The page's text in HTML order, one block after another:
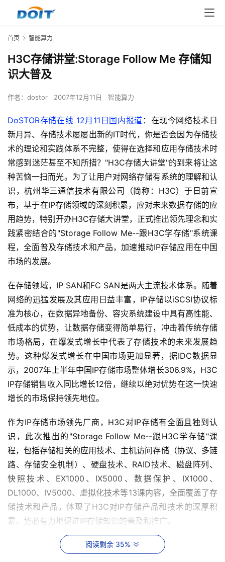
首页 智能算力
H3C存储讲堂:Storage Follow Me 存储知
识大普及
作者： dostor 2007年12月11日 智能算力
DoSTOR存储在线 12月11日国内报道 ：在现今网络技术日
新月异、存储技术屡屡出新的IT时代，你是否会因为存储技
术的理论和实践体系不完整，使得在选择和应用存储技术时
常感到迷茫甚至不知所措？"H3C存储大讲堂"的到来将让这
种苦恼一扫而光。为了让用户对网络存储有系统的理解和认
识，杭州华三通信技术有限公司（简称：H3C）于日前宣
布，基于在IP存储领域的深刻积累，应对未来数据存储的应
用趋势，特别开办H3C存储大讲堂，正式推出领先理念和实
践紧密结合的"Storage Follow Me--跟H3C学存储"系统课
程，全面普及存储技术和产品，加速推动IP存储应用在中国
市场的发展。
在存储领域，IP SAN和FC SAN是两大主流技术体系。随着
网络的迅猛发展及其应用日益丰富，IP存储以iSCSI协议标
准为核心，在数据异地备份、容灾系统建设中具有高性能、
低成本的优势，让数据存储变得简单易行，冲击着传统存储
市场格局，在爆发式增长中代表了存储技术的未来发展趋
势。这种爆发式增长在中国市场更加显著，据IDC数据显
示，2007年上半年中国IP存储市场整体增长306.9%，H3C
IP存储销售收入同比增长12倍，继续以绝对优势在这一快速
增长的市场保持领先地位。
作为IP存储市场领先厂商，H3C对IP存储有全面且独到认
识，此次推出的"Storage Follow Me--跟H3C学存储"课
程，包括存储相关的应用技术、主机访问存储（协议、多链
路、存储安全机制）、硬盘技术、RAID技术、磁盘阵列、
快照技术、EX1000、IX5000、数据保护、IX1000、
DL1000、IV5000、虚拟化技术等13课内容，全面覆盖了存
储技术和产品，体现了H3C对IP存储产品和技术的深厚积
累，势必有力地促进IP存储知识的普及和推广。
为了充分发挥存储大讲堂的积极作用，H3C将分两个阶段推
阅读剩余 35%